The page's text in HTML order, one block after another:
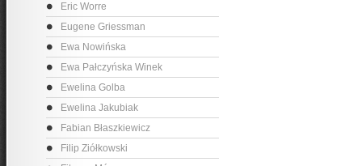
Eric Worre
Eugene Griessman
Ewa Nowińska
Ewa Pałczyńska Winek
Ewelina Golba
Ewelina Jakubiak
Fabian Błaszkiewicz
Filip Ziółkowski